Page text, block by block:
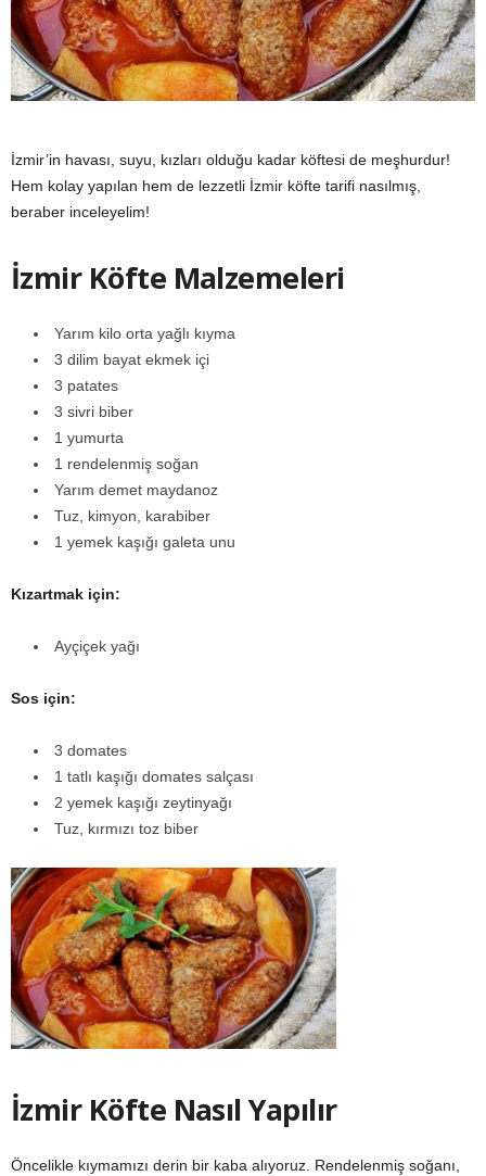
İzmir’in havası, suyu, kızları olduğu kadar köftesi de meşhurdur!
Hem kolay yapılan hem de lezzetli İzmir köfte tarifi nasılmış,
beraber inceleyelim!
İzmir Köfte Malzemeleri
Yarım kilo orta yağlı kıyma
3 dilim bayat ekmek içi
3 patates
3 sivri biber
1 yumurta
1 rendelenmiş soğan
Yarım demet maydanoz
Tuz, kimyon, karabiber
1 yemek kaşığı galeta unu
Kızartmak için:
Ayçiçek yağı
Sos için:
3 domates
1 tatlı kaşığı domates salçası
2 yemek kaşığı zeytinyağı
Tuz, kırmızı toz biber
İzmir Köfte Nasıl Yapılır
Öncelikle kıymamızı derin bir kaba alıyoruz. Rendelenmiş soğanı,